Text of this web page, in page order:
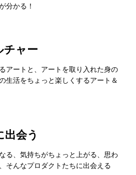
分かる！
チャー
アートと、アートを取り入れた身の
生活をちょっと楽しくするアート＆
会う
る、気持ちがちょっと上がる、思わ
そんなプロダクトたちに出会える